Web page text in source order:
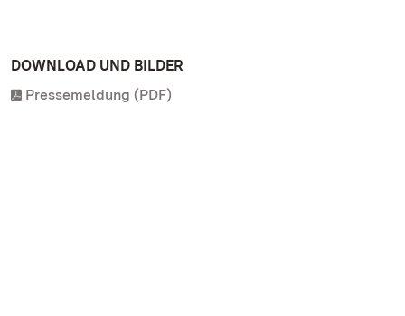
DOWNLOAD UND BILDER
Pressemeldung (PDF)